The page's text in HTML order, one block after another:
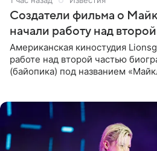
Создатели фильма о
начали работу над
Американская киностудия
работе над второй частью
(байопика) под названием